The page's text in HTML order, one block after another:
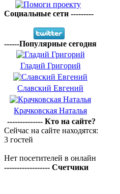
Социальные сети ---------
------Популярные сегодня
Гладий Григорий
Славский Евгений
Крачковская Наталья
-------------- Кто на сайте?
Сейчас на сайте находятся:
3 гостей
Нет посетителей в онлайн
------------------ Счетчики